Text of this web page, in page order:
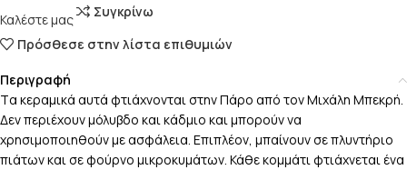
Καλέστε μας
Συγκρίνω
Πρόσθεσε στην λίστα επιθυμιών
Περιγραφή
Tα κεραμικά αυτά φτιάχνονται στην Πάρο από τον Μιχάλη Μπεκρή.
Δεν περιέχουν μόλυβδο και κάδμιο και μπορούν να
χρησιμοποιηθούν με ασφάλεια. Επιπλέον, μπαίνουν σε πλυντήριο
πιάτων και σε φούρνο μικροκυμάτων. Κάθε κομμάτι φτιάχνεται ένα